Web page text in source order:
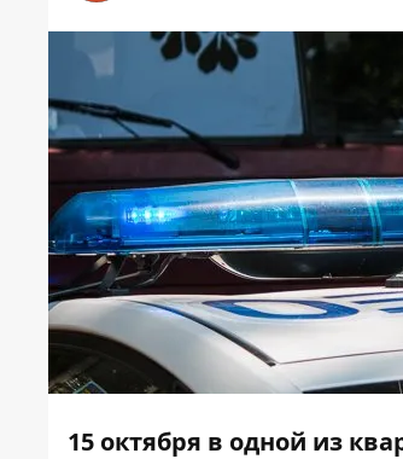
15 октября в одной из